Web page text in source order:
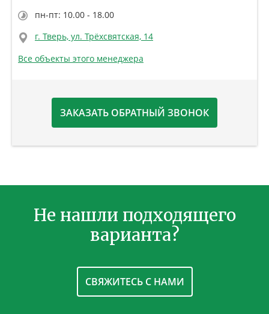
пн-пт: 10.00 - 18.00
г. Тверь, ул. Трёхсвятская, 14
Все объекты этого менеджера
ЗАКАЗАТЬ ОБРАТНЫЙ ЗВОНОК
Не нашли подходящего
варианта?
СВЯЖИТЕСЬ С НАМИ